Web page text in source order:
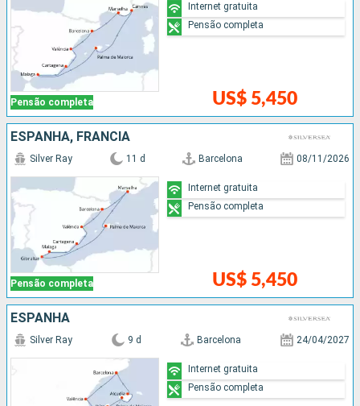
Pensão completa US$ 5,450
Internet gratuita
Pensão completa
ESPANHA, FRANCIA
Pensão completa
Silver Ray 11 d Barcelona 08/11/2026
US$ 5,450
Internet gratuita
Pensão completa
ESPANHA
Silver Ray 9 d Barcelona 24/04/2027
Internet gratuita
Pensão completa